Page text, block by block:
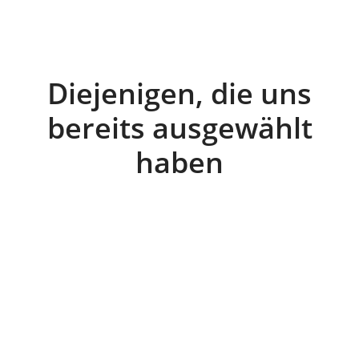
Diejenigen, die uns
bereits ausgewählt
haben